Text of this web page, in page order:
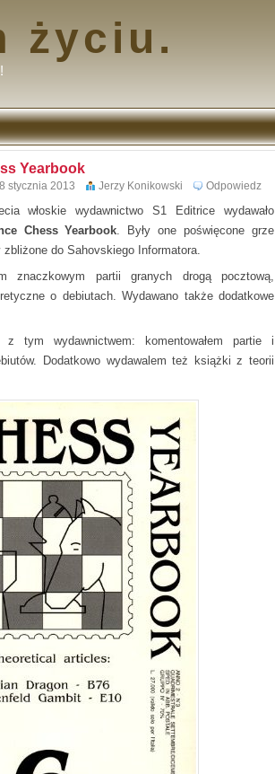
życiu.
Yearbook
stycznia 2013 Jerzy Konikowski Odpowiedz
włoskie wydawnictwo S1 Editrice wydawało
Chess Yearbook. Były one poświęcone grze
do Sahovskiego Informatora.
znaczkowym partii granych drogą pocztową,
o debiutach. Wydawano także dodatkowe
z tym wydawnictwem: komentowałem partie i
Dodatkowo wydawalem też książki z teorii